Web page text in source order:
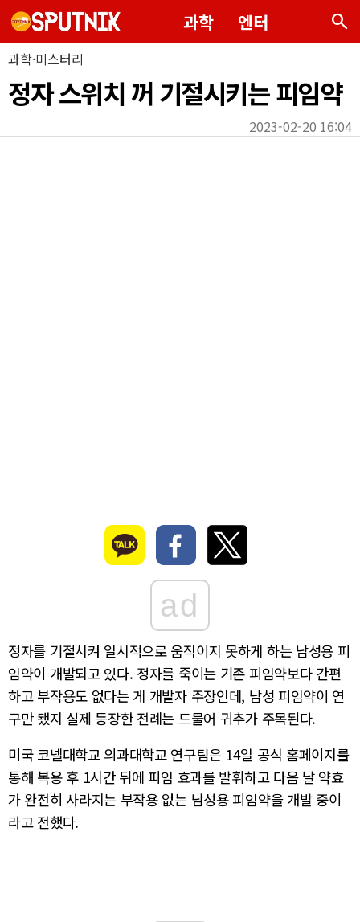
과학 엔터 search
과학·미스터리
정자 스위치 꺼 기절시키는 피임약
2023-02-20 16:04
ad
정자를 기절시켜 일시적으로 움직이지 못하게 하는 남성용 피
임약이 개발되고 있다. 정자를 죽이는 기존 피임약보다 간편
하고 부작용도 없다는 게 개발자 주장인데, 남성 피임약이 연
구만 됐지 실제 등장한 전례는 드물어 귀추가 주목된다.
미국 코넬대학교 의과대학교 연구팀은 14일 공식 홈페이지를
통해 복용 후 1시간 뒤에 피임 효과를 발휘하고 다음 날 약효
가 완전히 사라지는 부작용 없는 남성용 피임약을 개발 중이
라고 전했다.